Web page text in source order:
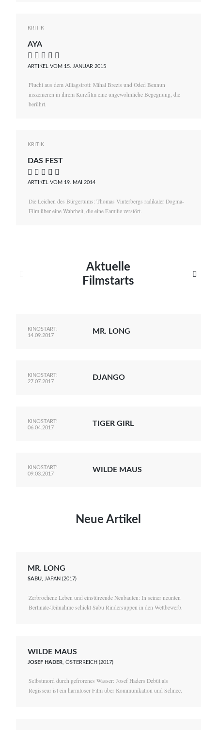
KRITIK
AYA
    
ARTIKEL VOM 15. JANUAR 2015
Flucht aus dem Alltagstrott: Mihal Brezis und Oded Bennun
inszenieren in ihrem Kurzfilm eine ungewöhnliche Begegnung, die
berührt.
KRITIK
DAS FEST
    
ARTIKEL VOM 19. MAI 2014
Die Leichen des Bürgertums: Thomas Vinterbergs radikaler Dogma-
Film über eine Wahrheit, die eine Familie zerstört.
Aktuelle
Filmstarts

KINOSTART:
14.09.2017
MR. LONG
KINOSTART:
27.07.2017
DJANGO
KINOSTART:
06.04.2017
TIGER GIRL
KINOSTART:
09.03.2017
WILDE MAUS
Neue Artikel
MR. LONG
SABU, JAPAN (2017)
Zerbrochene Leben und einstürzende Neubauten: In seiner neunten
Berlinale-Teilnahme schickt Sabu Rindersuppen in den Wettbewerb.
WILDE MAUS
JOSEF HADER , ÖSTERREICH (2017)
Selbstmord durch gefrorenes Wasser: Josef Haders Debüt als
Regisseur ist ein harmloser Film über Kommunikation und Schnee.